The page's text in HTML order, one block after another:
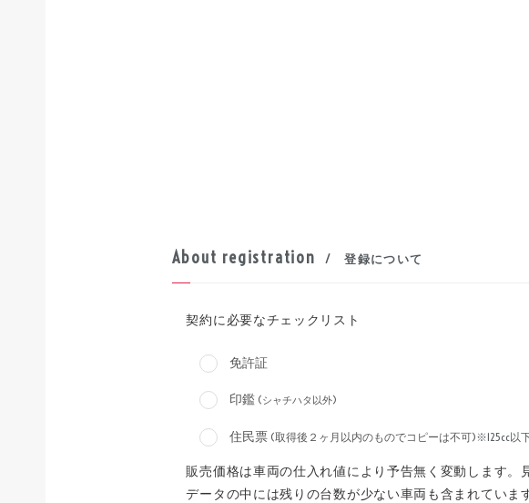
About registration / 登録について
契約に必要なチェックリスト
免許証
印鑑 (シャチハタ以外)
住民票 (取得後２ヶ月以内のものでコピーは不可)※125cc以
販売価格は車両の仕入れ値により予告無く変動します。
データの中には残りの台数が少ない車両も含まれていま